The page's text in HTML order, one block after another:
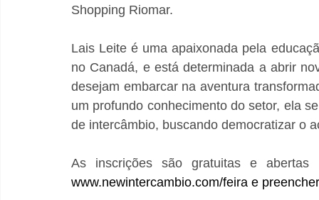
Shopping Riomar.
Lais Leite é uma apaixonada pela
no Canadá, e está determinada a abrir
desejam embarcar na aventura
um profundo conhecimento do setor, ela
de intercâmbio, buscando democratizar o
As inscrições são gratuitas e
www.newintercambio.com/feira e